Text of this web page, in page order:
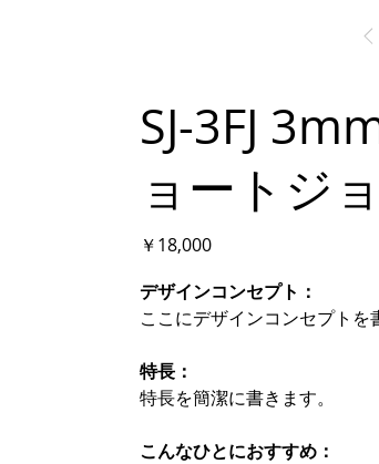
SJ-3FJ
ョートジ
価
格
￥18,000
デザインコンセプト：
ここにデザインコンセプトを
特長：
特長を簡潔に書きます。
こんなひとにおすすめ：